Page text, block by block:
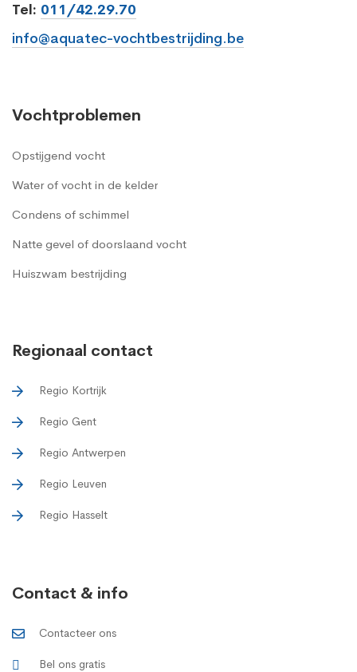
Tel: 011/42.29.70
info@aquatec-vochtbestrijding.be
Vochtproblemen
Opstijgend vocht
Water of vocht in de kelder
Condens of schimmel
Natte gevel of doorslaand vocht
Huiszwam bestrijding
Regionaal contact
Regio Kortrijk
Regio Gent
Regio Antwerpen
Regio Leuven
Regio Hasselt
Contact & info
Contacteer ons
Bel ons gratis